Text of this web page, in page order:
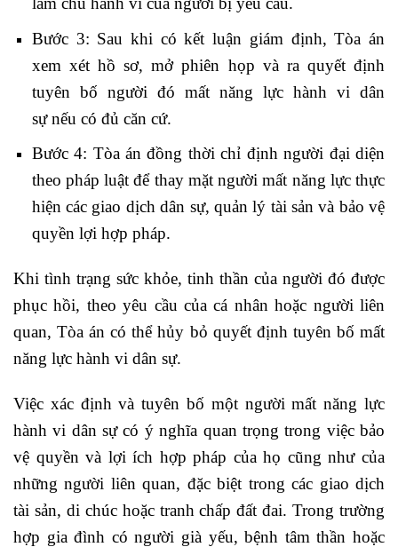
Bước 3: Sau khi có kết luận giám định, Tòa án
xem xét hồ sơ, mở phiên họp và ra quyết định
tuyên bố người đó mất năng lực hành vi dân
sự nếu có đủ căn cứ.
Bước 4: Tòa án đồng thời chỉ định người đại diện
theo pháp luật để thay mặt người mất năng lực thực
hiện các giao dịch dân sự, quản lý tài sản và bảo vệ
quyền lợi hợp pháp.
Khi tình trạng sức khỏe, tinh thần của người đó được
phục hồi, theo yêu cầu của cá nhân hoặc người liên
quan, Tòa án có thể hủy bỏ quyết định tuyên bố mất
năng lực hành vi dân sự.
Việc xác định và tuyên bố một người mất năng lực
hành vi dân sự có ý nghĩa quan trọng trong việc bảo
vệ quyền và lợi ích hợp pháp của họ cũng như của
những người liên quan, đặc biệt trong các giao dịch
tài sản, di chúc hoặc tranh chấp đất đai. Trong trường
hợp gia đình có người già yếu, bệnh tâm thần hoặc